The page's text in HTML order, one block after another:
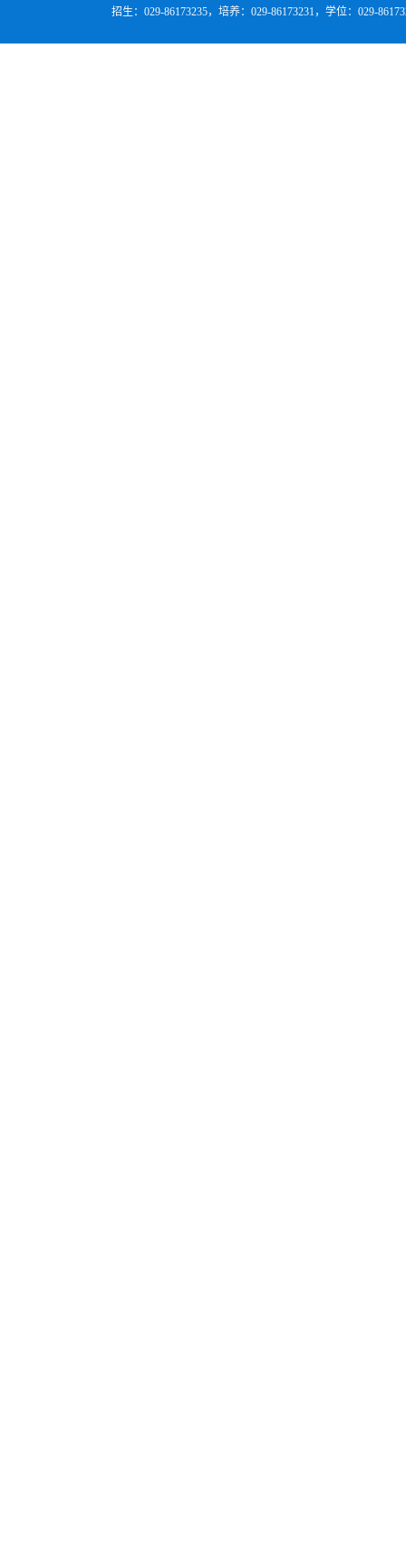
招生：029-86173235，培养：029-86173231，学位：029-